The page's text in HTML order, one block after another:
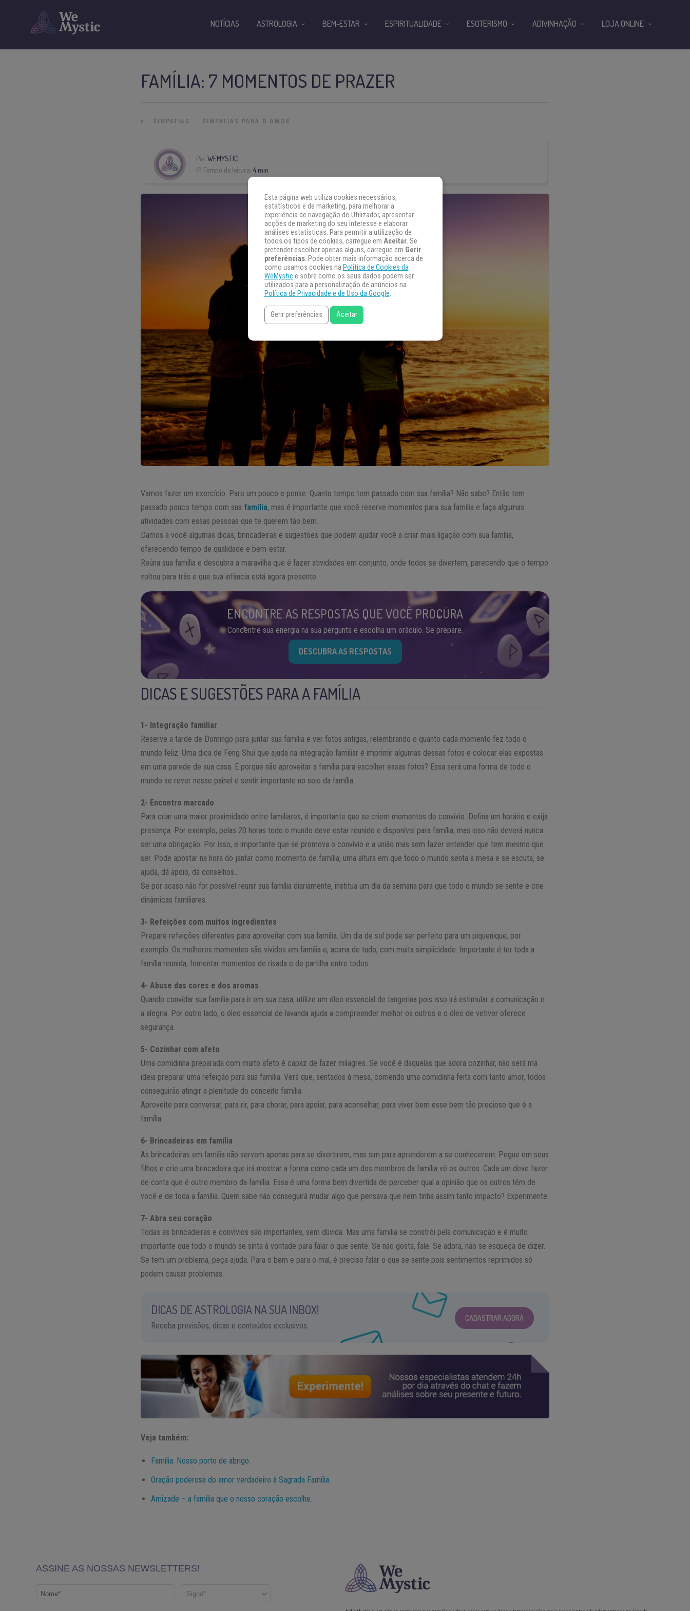
FAMÍLIA: 7 MOMENTOS DE PRAZER
» SIMPATIAS SIMPATIAS PARA O AMOR
Por WEMYSTIC
Tempo de leitura: 4 min
Vamos fazer um exercício. Pare um pouco e pense: Quanto tempo tem passado com sua família? Não sabe? Então tem
passado pouco tempo com sua família, mas é importante que você reserve momentos para sua família e faça algumas
atividades com essas pessoas que te querem tão bem.
Damos a você algumas dicas, brincadeiras e sugestões que podem ajudar você a criar mais ligação com sua família,
oferecendo tempo de qualidade e bem-estar.
Reúna sua família e descubra a maravilha que é fazer atividades em conjunto, onde todos se divertem, parecendo que o tempo
voltou para trás e que sua infância está agora presente.
ENCONTRE AS RESPOSTAS QUE VOCÊ PROCURA
Concentre sua energia na sua pergunta e escolha um oráculo. Se prepare.
DESCUBRA AS RESPOSTAS
DICAS E SUGESTÕES PARA A FAMÍLIA
1- Integração familiar
Reserve a tarde de Domingo para juntar sua família e ver fotos antigas, relembrando o quanto cada momento fez todo o
mundo feliz. Uma dica de Feng Shui que ajuda na integração familiar é imprimir algumas dessas fotos e colocar elas expostas
em uma parede de sua casa. E porque não aproveitar a família para escolher essas fotos? Essa será uma forma de todo o
mundo se rever nesse painel e sentir importante no seio da família.
2- Encontro marcado
Para criar uma maior proximidade entre familiares, é importante que se criem momentos de convívio. Defina um horário e exija
presença. Por exemplo, pelas 20 horas todo o mundo deve estar reunido e disponível para família, mas isso não deverá nunca
ser uma obrigação. Por isso, e importante que se promova o convívio e a união mas sem fazer entender que tem mesmo que
ser. Pode apostar na hora do jantar como momento de família, uma altura em que todo o mundo senta à mesa e se escuta, se
ajuda, dá apoio, dá conselhos…
Se por acaso não for possível reunir sua família diariamente, institua um dia da semana para que todo o mundo se sente e crie
dinâmicas familiares.
3- Refeições com muitos ingredientes
Prepare refeições diferentes para aproveitar com sua família. Um dia de sol pode ser perfeito para um piquenique, por
exemplo. Os melhores momentos são vividos em família e, acima de tudo, com muita simplicidade. Importante é ter toda a
família reunida, fomentar momentos de risada e de partilha entre todos.
4- Abuse das cores e dos aromas
Quando convidar sua família para ir em sua casa, utilize um óleo essencial de tangerina pois isso irá estimular a comunicação e
a alegria. Por outro lado, o óleo essencial de lavanda ajuda a compreender melhor os outros e o óleo de vetiver oferece
segurança.
5- Cozinhar com afeto
Uma comidinha preparada com muito afeto é capaz de fazer milagres. Se você é daquelas que adora cozinhar, não será má
ideia preparar uma refeição para sua família. Verá que, sentados à mesa, comendo uma comidinha feita com tanto amor, todos
conseguirão atingir a plenitude do conceito família.
Aproveite para conversar, para rir, para chorar, para apoiar, para aconselhar, para viver bem esse bem tão precioso que é a
família.
6- Brincadeiras em família
As brincadeiras em família não servem apenas para se divertirem, mas sim para aprenderem a se conhecerem. Pegue em seus
filhos e crie uma brincadeira que irá mostrar a forma como cada um dos membros da família vê os outros. Cada um deve fazer
de conta que é outro membro da família. Essa é uma forma bem divertida de perceber qual a opinião que os outros têm de
você e de toda a família. Quem sabe não conseguirá mudar algo que pensava que nem tinha assim tanto impacto? Experimente.
7- Abra seu coração
Todas as brincadeiras e convívios são importantes, sem dúvida. Mas uma família se constrói pela comunicação e é muito
importante que todo o mundo se sinta à vontade para falar o que sente. Se não gosta, fale. Se adora, não se esqueça de dizer.
Se tem um problema, peça ajuda. Para o bem e para o mal, é preciso falar o que se sente pois sentimentos reprimidos só
podem causar problemas.
DICAS DE ASTROLOGIA NA SUA INBOX!
Receba previsões, dicas e conteúdos exclusivos.
CADASTRAR AGORA
Veja também:
Família: Nosso porto de abrigo.
Oração poderosa do amor verdadeiro à Sagrada Família.
Amizade – a família que o nosso coração escolhe.
NOTÍCIAS ASTROLOGIA BEM-ESTAR ESPIRITUALIDADE ESOTERISMO ADIVINHAÇÃO LOJA ONLINE
Esta página web utiliza cookies necessários,
estatísticos e de marketing, para melhorar a
experiência de navegação do Utilizador, apresentar
acções de marketing do seu interesse e elaborar
análises estatísticas. Para permitir a utilização de
todos os tipos de cookies, carregue em Aceitar. Se
pretender escolher apenas alguns, carregue em Gerir
preferências. Pode obter mais informação acerca de
como usamos cookies na Política de Cookies da
WeMystice sobre como os seus dados podem ser
utilizados para a personalização de anúncios na
Política de Privacidade e de Uso da Google.
Gerir preferências Aceitar